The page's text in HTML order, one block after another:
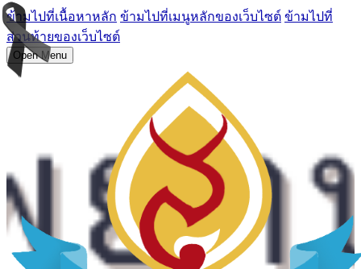
ข้ามไปที่เนื้อหาหลัก ข้ามไปที่เมนูหลักของเว็บไซต์ ข้ามไปที่
ส่วนท้ายของเว็บไซต์
Open Menu